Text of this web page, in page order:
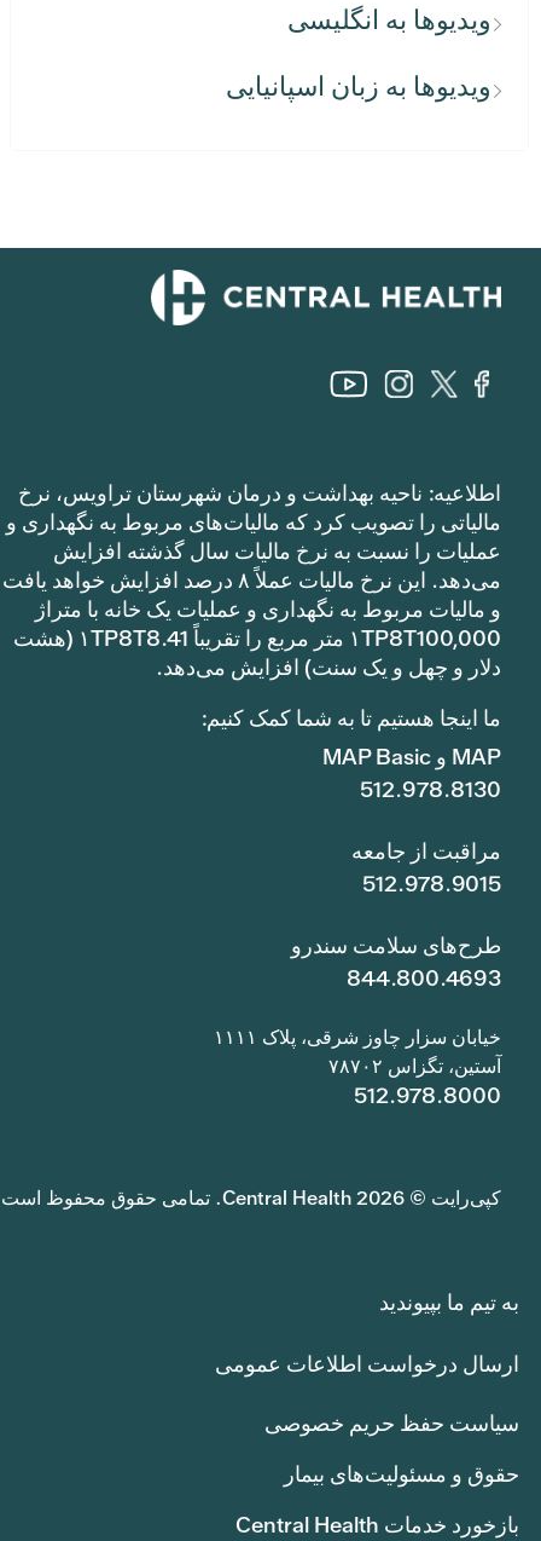
ویدیوها به انگلیسی
ویدیوها به زبان اسپانیایی
اطلاعیه: ناحیه بهداشت و درمان شهرستان تراویس، نرخ
مالیاتی را تصویب کرد که مالیات‌های مربوط به نگهداری و
عملیات را نسبت به نرخ مالیات سال گذشته افزایش
می‌دهد. این نرخ مالیات عملاً ۸ درصد افزایش خواهد یافت
و مالیات مربوط به نگهداری و عملیات یک خانه با متراژ
۱TP8T100,000 متر مربع را تقریباً ۱TP8T8.41 (هشت
دلار و چهل و یک سنت) افزایش می‌دهد.
ما اینجا هستیم تا به شما کمک کنیم:
MAP و MAP Basic
512.978.8130
مراقبت از جامعه
512.978.9015
طرح‌های سلامت سندرو
844.800.4693
خیابان سزار چاوز شرقی، پلاک ۱۱۱۱
آستین، تگزاس ۷۸۷۰۲
512.978.8000
کپی‌رایت © 2026 Central Health. تمامی حقوق محفوظ است.
به تیم ما بپیوندید
ارسال درخواست اطلاعات عمومی
سیاست حفظ حریم خصوصی
حقوق و مسئولیت‌های بیمار
بازخورد خدمات Central Health